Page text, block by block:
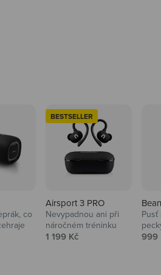
co
BESTSELLER
Airsport 3 PRO
Nevypadnou ani při
náročném tréninku
Prodejní cena
1 199 Kč 999